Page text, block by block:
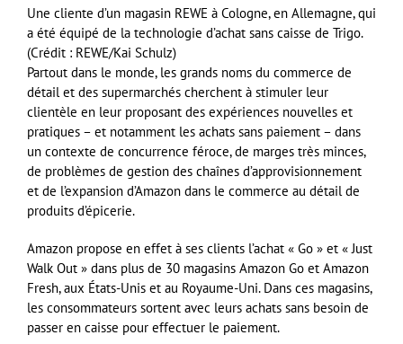
Une cliente d’un magasin REWE à Cologne, en Allemagne, qui
a été équipé de la technologie d’achat sans caisse de Trigo.
(Crédit : REWE/Kai Schulz)
Partout dans le monde, les grands noms du commerce de
détail et des supermarchés cherchent à stimuler leur
clientèle en leur proposant des expériences nouvelles et
pratiques – et notamment les achats sans paiement – dans
un contexte de concurrence féroce, de marges très minces,
de problèmes de gestion des chaînes d’approvisionnement
et de l’expansion d’Amazon dans le commerce au détail de
produits d’épicerie.
Amazon propose en effet à ses clients l’achat « Go » et « Just
Walk Out » dans plus de 30 magasins Amazon Go et Amazon
Fresh, aux États-Unis et au Royaume-Uni. Dans ces magasins,
les consommateurs sortent avec leurs achats sans besoin de
passer en caisse pour effectuer le paiement.